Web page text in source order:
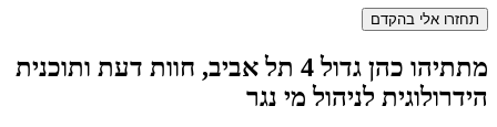
מתתיהו כהן גדול 4 תל אביב, חוות דעת ותוכנית
הידרולוגית לניהול מי נגר